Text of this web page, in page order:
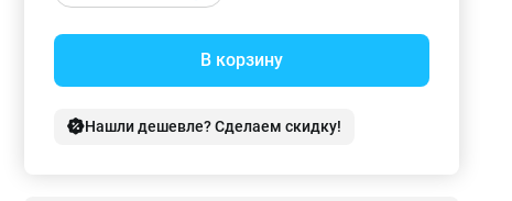
В корзину
Нашли дешевле? Сделаем скидку!